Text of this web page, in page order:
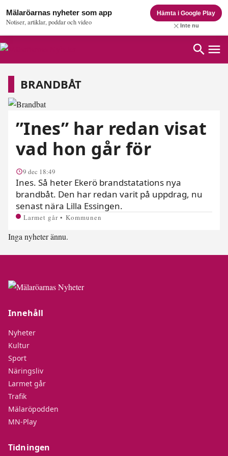
Mälaröarnas nyheter som app
Notiser, artiklar, poddar och video
Hämta i Google Play
Inte nu
Brandbåt
BRANDBÅT
”Ines” har redan visat
vad hon går för
9 dec 18:49
Ines. Så heter Ekerö brandstatations nya
brandbåt. Den har redan varit på uppdrag, nu
senast nära Lilla Essingen.
Larmet går • Kommunen
Inga nyheter ännu.
Innehåll
Nyheter
Kultur
Sport
Näringsliv
Larmet går
Trafik
Mälaröpodden
MN-Play
Tidningen